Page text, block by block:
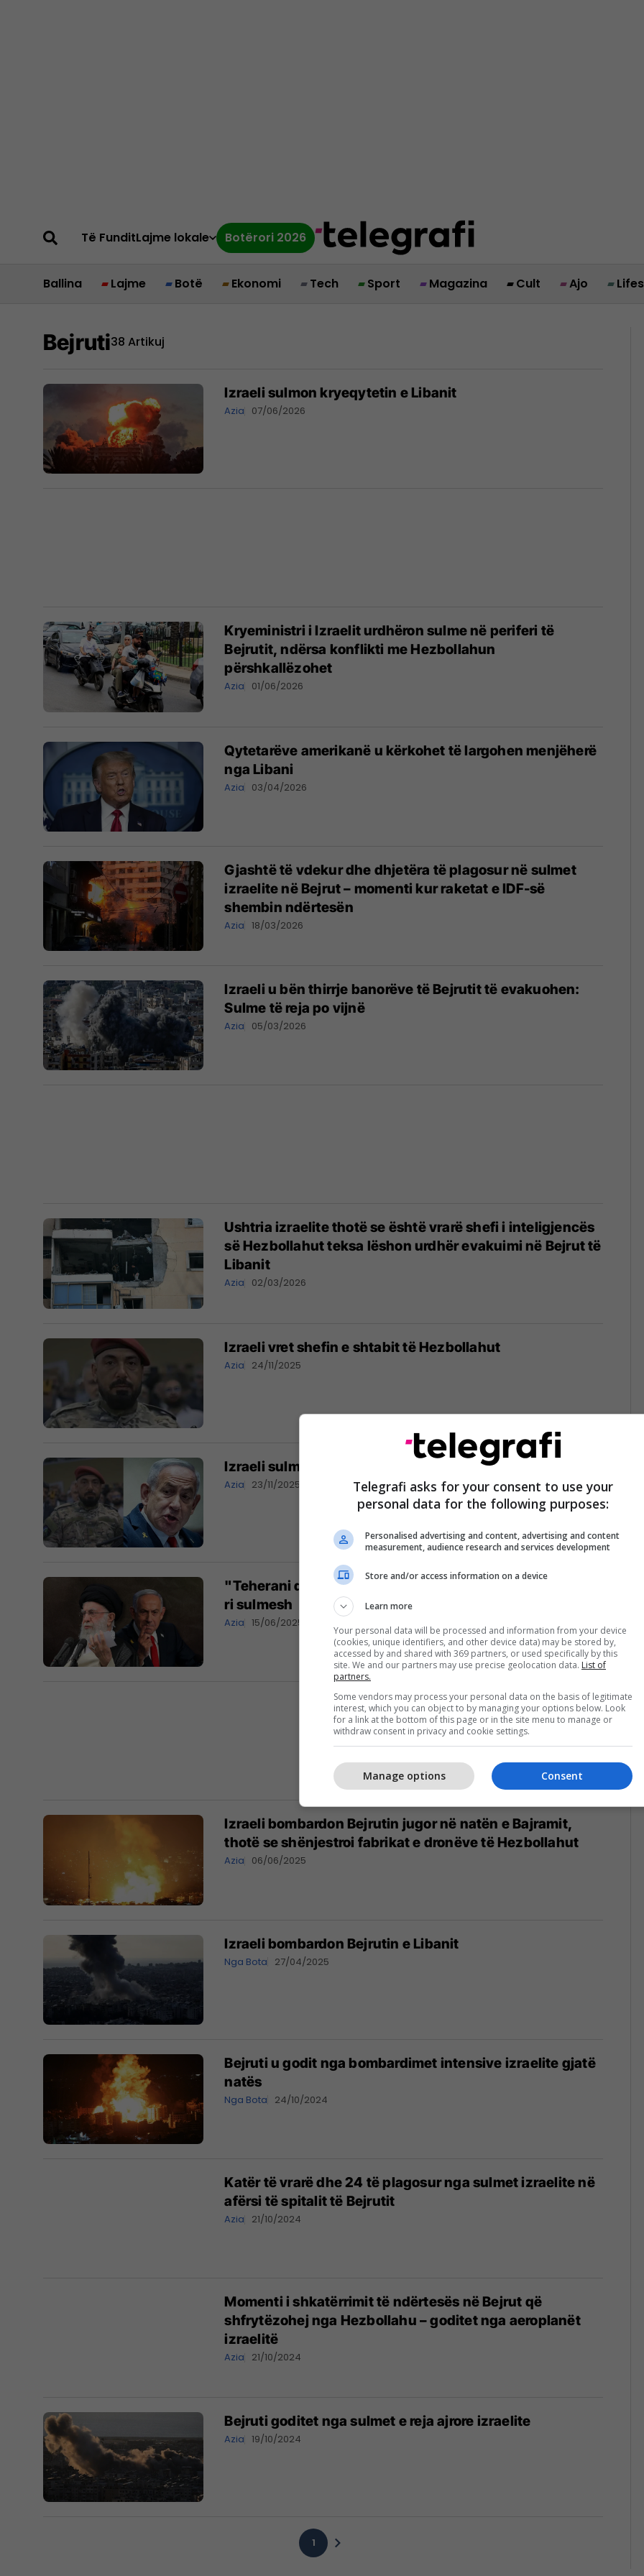
Të FunditLajme lokale Botërori 2026
Ballina Lajme Botë Ekonomi Tech Sport Magazina Cult Ajo
Bejruti38 Artikuj
Izraeli sulmon kryeqytetin e Libanit
Azia 07/06/2026
Kryeministri i Izraelit urdhëron sulme në periferi të
Bejrutit, ndërsa konflikti me Hezbollahun
përshkallëzohet
Azia 01/06/2026
Qytetarëve amerikanë u kërkohet të largohen menjëherë
nga Libani
Azia 03/04/2026
Gjashtë të vdekur dhe dhjetëra të plagosur në sulmet
izraelite në Bejrut – momenti kur raketat e IDF-së
shembin ndërtesën
Azia 18/03/2026
Izraeli u bën thirrje banorëve të Bejrutit të evakuohen:
Sulme të reja po vijnë
Azia 05/03/2026
Ushtria izraelite thotë se është vrarë shefi i inteligjencës
së Hezbollahut teksa lëshon urdhër evakuimi në Bejrut të
Libanit
Azia 02/03/2026
Izraeli vret shefin e shtabit të Hezbollahut
Azia 24/11/2025
Izraeli sulmon Bejrutin, shënjestron shefin e Hezbollahut
Azia 23/11/2025
"Teherani do të bëhet Bejrut", Izraeli njofton një raund të
ri sulmesh
Azia 15/06/2025
Izraeli bombardon Bejrutin jugor në natën e Bajramit,
thotë se shënjestroi fabrikat e dronëve të Hezbollahut
Azia 06/06/2025
Izraeli bombardon Bejrutin e Libanit
Nga Bota 27/04/2025
Bejruti u godit nga bombardimet intensive izraelite gjatë
natës
Nga Bota 24/10/2024
Katër të vrarë dhe 24 të plagosur nga sulmet izraelite në
afërsi të spitalit të Bejrutit
Azia 21/10/2024
Momenti i shkatërrimit të ndërtesës në Bejrut që
shfrytëzohej nga Hezbollahu – goditet nga aeroplanët
izraelitë
Azia 21/10/2024
Bejruti goditet nga sulmet e reja ajrore izraelite
Azia 19/10/2024
1
Telegrafi asks for your consent to use your
personal data for the following purposes:
Personalised advertising and content, advertising and content
measurement, audience research and services development
Store and/or access information on a device
Learn more
Your personal data will be processed and information from your device
(cookies, unique identifiers, and other device data) may be stored by,
accessed by and shared with 369 partners, or used specifically by this
site. We and our partners may use precise geolocation data. List of
partners.
Some vendors may process your personal data on the basis of legitimate
interest, which you can object to by managing your options below. Look
for a link at the bottom of this page or in the site menu to manage or
withdraw consent in privacy and cookie settings.
Consent
Manage options